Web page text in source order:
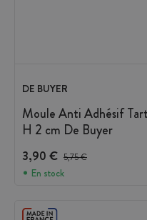
DE BUYER
Moule Anti Adhésif
H 2 cm De Buyer
3,90 € Prix avant réduction :
5,75 €
En stock